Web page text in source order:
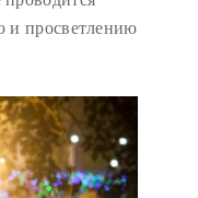
и просветлению